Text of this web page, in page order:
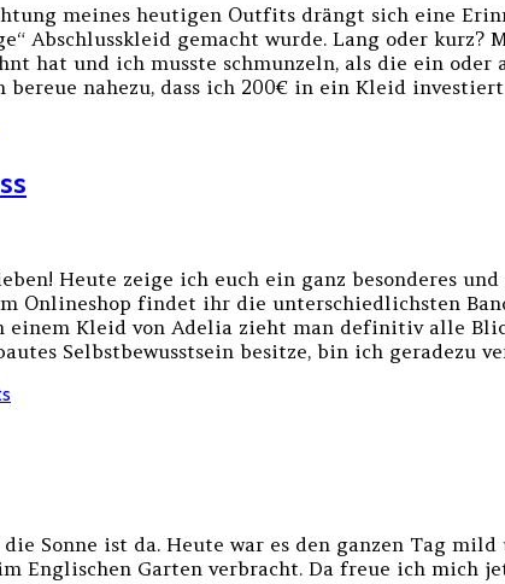
meines heutigen Outfits drängt sich eine
Abschlusskleid gemacht wurde. Lang oder
hat und ich musste schmunzeln, als die ein
bereue nahezu, dass ich 200€ in ein Kleid investiert
Heute zeige ich euch ein ganz besonderes
Onlineshop findet ihr die unterschiedlichsten
einem Kleid von Adelia zieht man definitiv alle
Selbstbewusstsein besitze, bin ich geradezu
Sonne ist da. Heute war es den ganzen Tag
Englischen Garten verbracht. Da freue ich mich